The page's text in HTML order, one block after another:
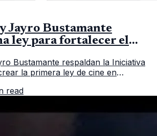
Jayro Bustamante
ley para fortalecer el
Bustamante respaldan la Iniciativa
la primera ley de cine en
read